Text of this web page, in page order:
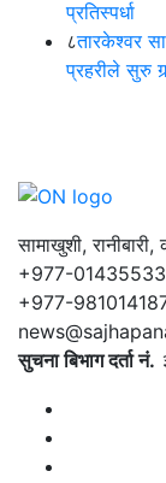
प्रतिस्पर्धा
८तारकेश्वर
प्रहरीले सुरु
सामाखुशी, रानीबारी,
+977-
+977-
सुचना बिभाग दर्ता नं.